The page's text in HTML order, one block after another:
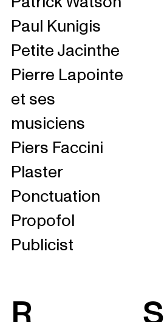
Paul Kunigis
Petite Jacinthe
Pierre Lapointe
et ses
musiciens
Piers Faccini
Plaster
Ponctuation
Propofol
Publicist